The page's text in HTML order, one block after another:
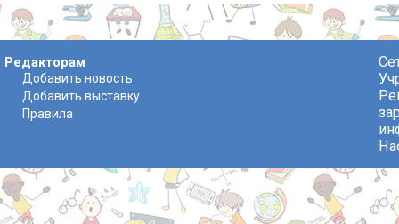
Редакторам
Добавить новость
Добавить выставку
Правила